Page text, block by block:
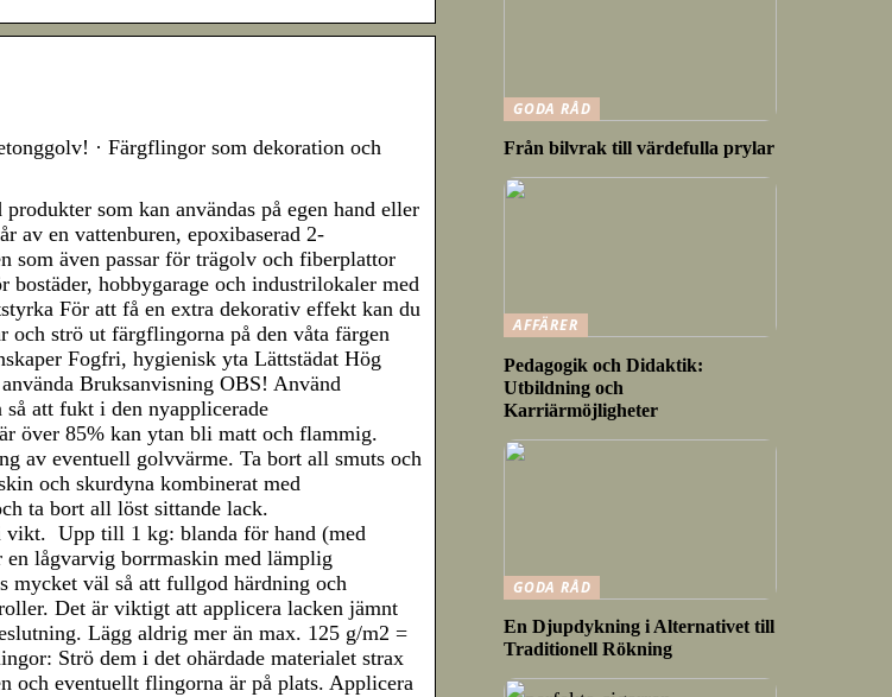
· Färgflingor som dekoration och
som kan användas på egen hand eller
av en vattenburen, epoxibaserad 2-
som även passar för trägolv och fiberplattor
bostäder, hobbygarage och industrilokaler med
För att få en extra dekorativ effekt kan du
strö ut färgflingorna på den våta färgen
Fogfri, hygienisk yta Lättstädat Hög
Bruksanvisning OBS! Använd
att fukt i den nyapplicerade
över 85% kan ytan bli matt och flammig.
av eventuell golvvärme. Ta bort all smuts och
och skurdyna kombinerat med
ta bort all löst sittande lack.
vikt. Upp till 1 kg: blanda för hand (med
lågvarvig borrmaskin med lämplig
mycket väl så att fullgod härdning och
Det är viktigt att applicera lacken jämnt
Lägg aldrig mer än max. 125 g/m2 =
Strö dem i det ohärdade materialet strax
och eventuellt flingorna är på plats. Applicera
GODA RÅD
Från bilvrak till värdefulla prylar
AFFÄRER
Pedagogik och Didaktik:
Utbildning och
Karriärmöjligheter
GODA RÅD
En Djupdykning i Alternativet till
Traditionell Rökning